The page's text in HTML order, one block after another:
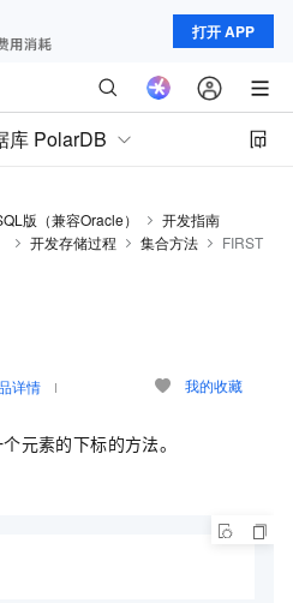
打开 APP
库 PolarDB
版（兼容Oracle）
开发指南
开发存储过程 集合方法 FIRST
详情 我的收藏
元素的下标的方法。